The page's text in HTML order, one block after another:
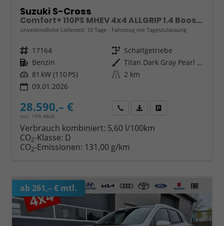
Suzuki S-Cross
Comfort+ 110PS MHEV 4x4 ALLGRIP 1.4 Boosterjet Teilleder Navi Klimaautomatik Sitzheizung ACC PDC v+h 4x Kamera Suzuki-Radio Apple CarPlay Android Auto Touchscreen 2xKeyless 17-LM
unverbindliche Lieferzeit: 10 Tage Fahrzeug mit Tageszulassung
Fahrzeugnr. 17164 Getriebe Schaltgetriebe
Kraftstoff Benzin Außenfarbe
Titan Dark Gray Pearl Metallic
Leistung 81 kW (110 PS) Kilometerstand 2 km
09.01.2026
28.590,– €
incl. 19% MwSt.
Wir rufen Sie anFahrzeugexposé (PDF)
Verbrauch kombiniert: 5,60 l/100km
CO2-Klasse: D
CO2-Emissionen: 131,00 g/km
ab 261,– € mtl.